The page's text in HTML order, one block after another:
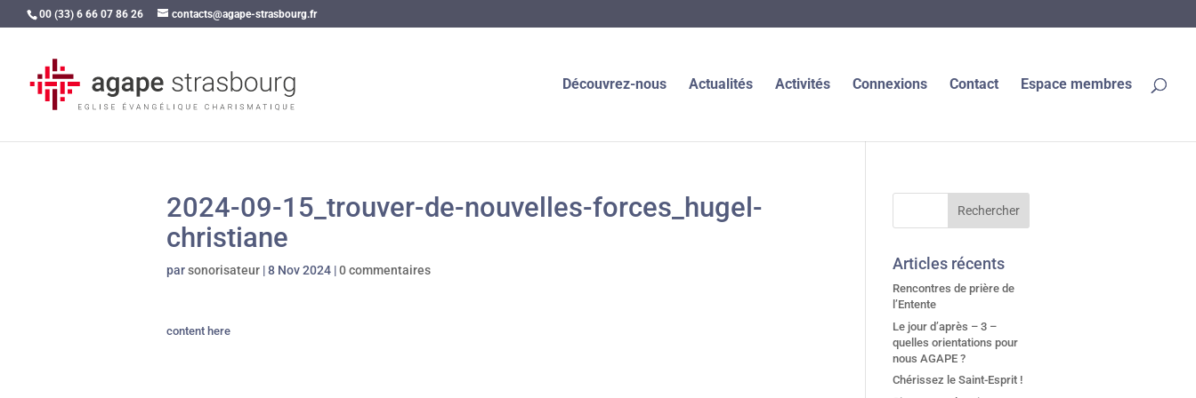
00 (33) 6 66 07 86 26 contacts@agape-strasbourg.fr
Découvrez-nous Actualités Activités Connexions Contact Espace membres
2024-09-15_trouver-de-nouvelles-forces_hugel-
christiane
parsonorisateur |8 Nov 2024 |0 commentaires
content here
Articles récents
Rencontres de prière de
l’Entente
Le jour d’après – 3 –
quelles orientations pour
nous AGAPE ?
Chérissez le Saint-Esprit !